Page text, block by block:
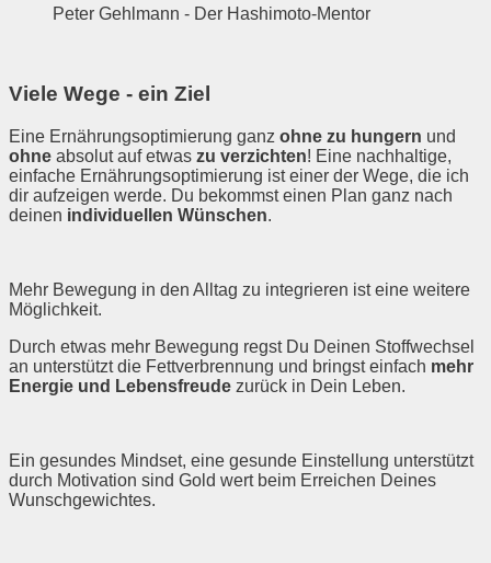
Peter Gehlmann - Der Hashimoto-Mentor
Viele Wege - ein Ziel
Eine Ernährungsoptimierung ganz ohne zu hungern und
ohne absolut auf etwas zu verzichten! Eine nachhaltige,
einfache Ernährungsoptimierung ist einer der Wege, die ich
dir aufzeigen werde. Du bekommst einen Plan ganz nach
deinen individuellen Wünschen.
Mehr Bewegung in den Alltag zu integrieren ist eine weitere
Möglichkeit.
Durch etwas mehr Bewegung regst Du Deinen Stoffwechsel
an unterstützt die Fettverbrennung und bringst einfach mehr
Energie und Lebensfreude zurück in Dein Leben.
Ein gesundes Mindset, eine gesunde Einstellung unterstützt
durch Motivation sind Gold wert beim Erreichen Deines
Wunschgewichtes.